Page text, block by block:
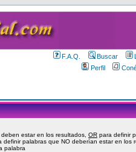
F.A.Q. Buscar
Perfil
estar en los resultados, OR para definir
definir palabras que NO deberían estar en los
palabra